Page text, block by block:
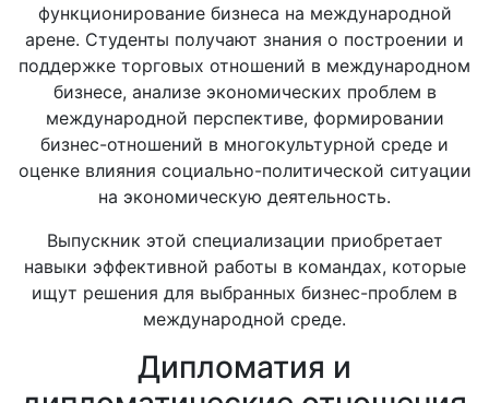
функционирование бизнеса на международной
арене. Студенты получают знания о построении и
поддержке торговых отношений в международном
бизнесе, анализе экономических проблем в
международной перспективе, формировании
бизнес-отношений в многокультурной среде и
оценке влияния социально-политической ситуации
на экономическую деятельность.
Выпускник этой специализации приобретает
навыки эффективной работы в командах, которые
ищут решения для выбранных бизнес-проблем в
международной среде.
Дипломатия и